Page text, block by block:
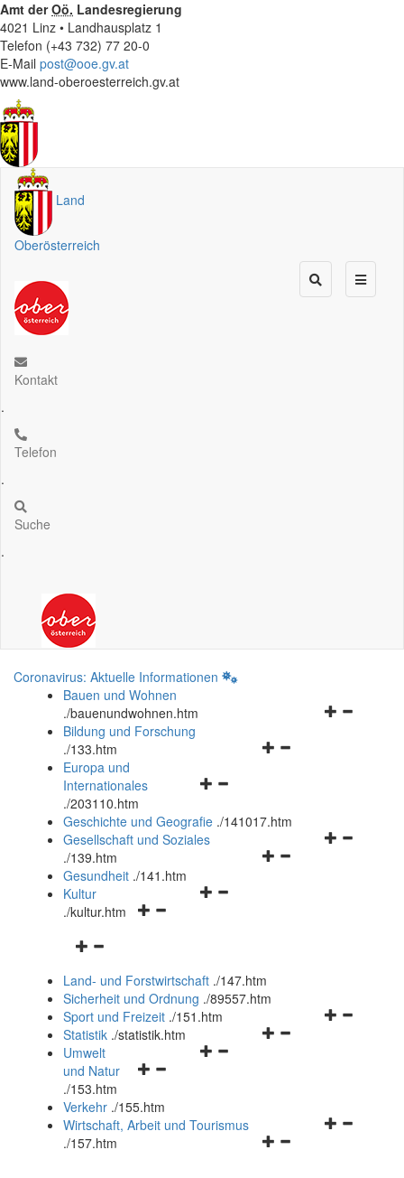
Amt derOö. Landesregierung
4021 Linz • Landhausplatz 1
Telefon (+43 732) 77 20-0
E-Mail post@ooe.gv.at
www.land-oberoesterreich.gv.at
Land
Oberösterreich
Kontakt
.
Telefon
.
Suche
.
Coronavirus: Aktuelle Informationen
Bauen und Wohnen
./bauenundwohnen.htm
Navigationsmenü
Bildung und Forschung
./133.htm
Navigationsmenü
und
schließen
Europa und
Internationales
./203110.htm
Geschichte und Geografie ./141017.htm
Navigationsmenü
Gesellschaft und Soziales
./139.htm
Navigationsmenü
Gesundheit ./141.htm
Navigationsmenü
Kultur
./kultur.htm
Navigationsmenü
und
schließen
Land- und Forstwirtschaft ./147.htm
Sicherheit und Ordnung ./89557.htm
Navigationsmenü
Sport und Freizeit ./151.htm
Navigationsmenü
Statistik ./statistik.htm
Navigationsmenü
und
schließen
Umwelt
und Natur
./153.htm
Verkehr ./155.htm
Navigationsmenü
Wirtschaft, Arbeit und Tourismus
./157.htm